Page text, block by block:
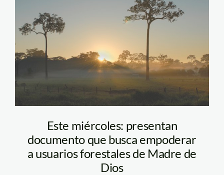
Castaña Madre de
Dios
Este miércoles: presentan
documento que busca empoderar
a usuarios forestales de Madre de
Dios